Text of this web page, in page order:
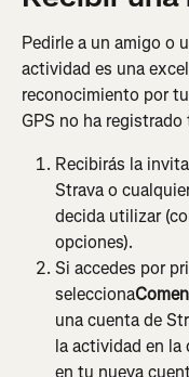
Pedirle a un amigo o
actividad es una
reconocimiento por
GPS no ha
Recibirás la
Strava o
decida utilizar
opciones).
Si accedes por
selecciona
una cuenta de
la actividad en la
en tu nueva